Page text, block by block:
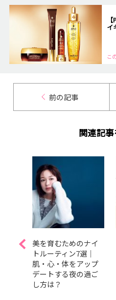
イ
こ
前の記事
関連記
美を育むためのナイ
トルーティン7選｜
肌・心・体をアップ
デートする夜の過ご
し方は？